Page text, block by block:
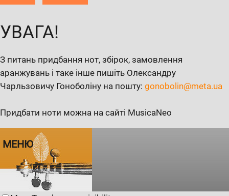
УВАГА!
З питань придбання нот, збірок, замовлення
аранжувань і таке інше пишіть Олександру
Чарльзовичу Гоноболіну на пошту: gonobolin@meta.ua
Придбати ноти можна на сайті MusicaNeo
МЕНЮ